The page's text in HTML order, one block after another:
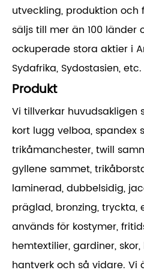
utveckling, produktion
säljs till mer än 100 länder
ockuperade stora aktier i
Sydafrika, Sydostasien, etc.
Produkt
Vi tillverkar huvudsakligen
kort lugg velboa, spandex
trikåmanchester, twill
gyllene sammet,
laminerad, dubbelsidig,
präglad, bronzing, tryckta,
används för kostymer,
hemtextilier, gardiner,
hantverk och så vidare.